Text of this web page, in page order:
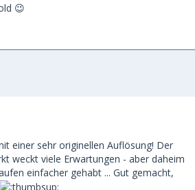
😉
einer sehr originellen Auflösung! Der
weckt viele Erwartungen - aber daheim
einfacher gehabt ... Gut gemacht,